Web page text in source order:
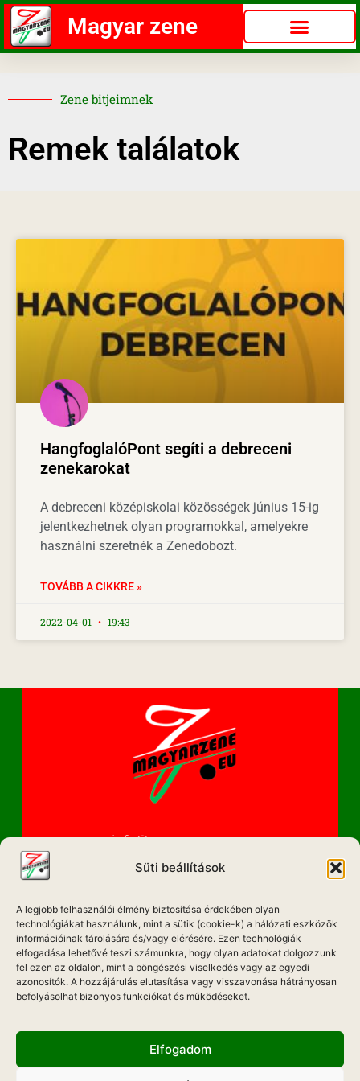
Süti beállítások
A legjobb felhasználói élmény biztosítása érdekében olyan
technológiákat használunk, mint a sütik (cookie-k) a hálózati eszközök
információinak tárolására és/vagy elérésére. Ezen technológiák
elfogadása lehetővé teszi számunkra, hogy olyan adatokat dolgozzunk
fel ezen az oldalon, mint a böngészési viselkedés vagy az egyedi
azonosítók. A hozzájárulás elutasítása vagy visszavonása hátrányosan
befolyásolhat bizonyos funkciókat és működéseket.
Elfogadom
Magyar zene
Zene bitjeimnek
Remek találatok
HangfoglalóPont segíti a debreceni
zenekarokat
A debreceni középiskolai közösségek június 15-ig
jelentkezhetnek olyan programokkal, amelyekre
használni szeretnék a Zenedobozt.
TOVÁBB A CIKKRE »
2022-04-01 19:43
info@magyarzene.eu
IMPRESSZUM
ETIKAI KÓDEX
MÉDIA AJÁNLAT
ADATKEZELÉSI NYILATKOZAT